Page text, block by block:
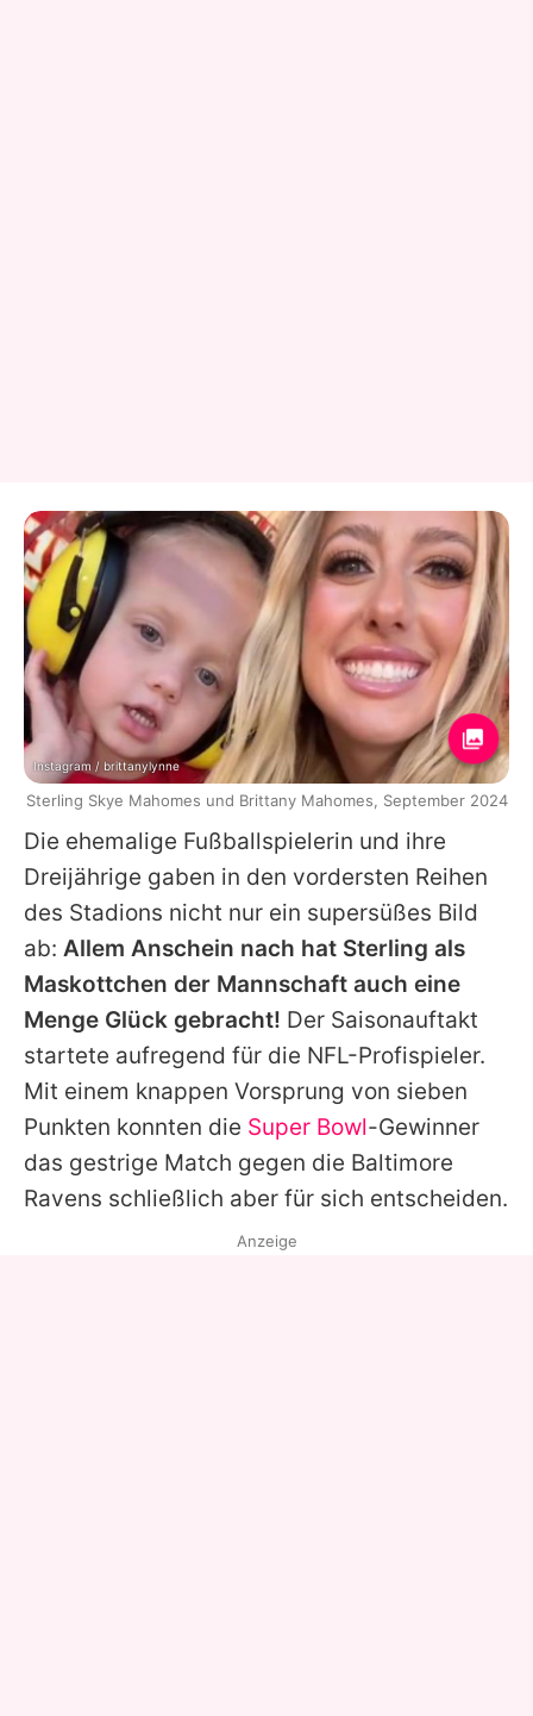
Die ehemalige Fußballspielerin und ihre
Dreijährige gaben in den vordersten Reihen
des Stadions nicht nur ein supersüßes Bild
ab: Allem Anschein nach hat Sterling als
Maskottchen der Mannschaft auch eine
Menge Glück gebracht! Der Saisonauftakt
startete aufregend für die NFL-Profispieler.
Mit einem knappen Vorsprung von sieben
Punkten konnten die Super Bowl-Gewinner
das gestrige Match gegen die Baltimore
Ravens schließlich aber für sich entscheiden.
Instagram / brittanylynne
Sterling Skye Mahomes und Brittany Mahomes, September 2024
Anzeige